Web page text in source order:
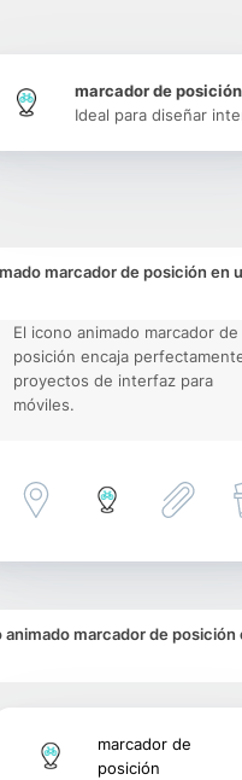
marcador de posición
Ideal para diseñar
marcador de posición en
El icono animado marcador de
posición encaja
proyectos de interfaz para
móviles.
animado marcador de posición
marcador de
posición